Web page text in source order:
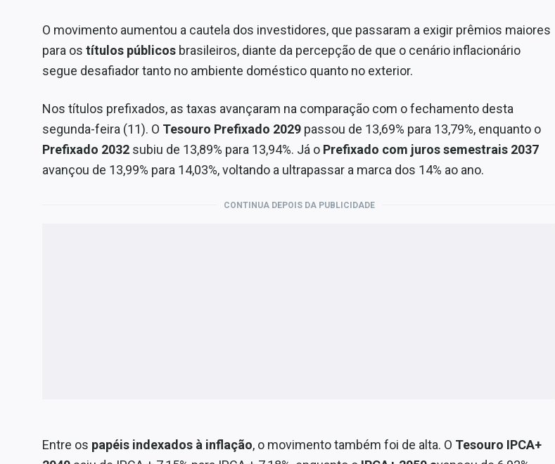
O movimento aumentou a cautela dos investidores, que passaram a exigir prêmios maiores
para os títulos públicos brasileiros, diante da percepção de que o cenário inflacionário
segue desafiador tanto no ambiente doméstico quanto no exterior.
Nos títulos prefixados, as taxas avançaram na comparação com o fechamento desta
segunda-feira (11). O Tesouro Prefixado 2029 passou de 13,69% para 13,79%, enquanto o
Prefixado 2032 subiu de 13,89% para 13,94%. Já o Prefixado com juros semestrais 2037
avançou de 13,99% para 14,03%, voltando a ultrapassar a marca dos 14% ao ano.
CONTINUA DEPOIS DA PUBLICIDADE
Entre os papéis indexados à inflação, o movimento também foi de alta. O Tesouro IPCA+